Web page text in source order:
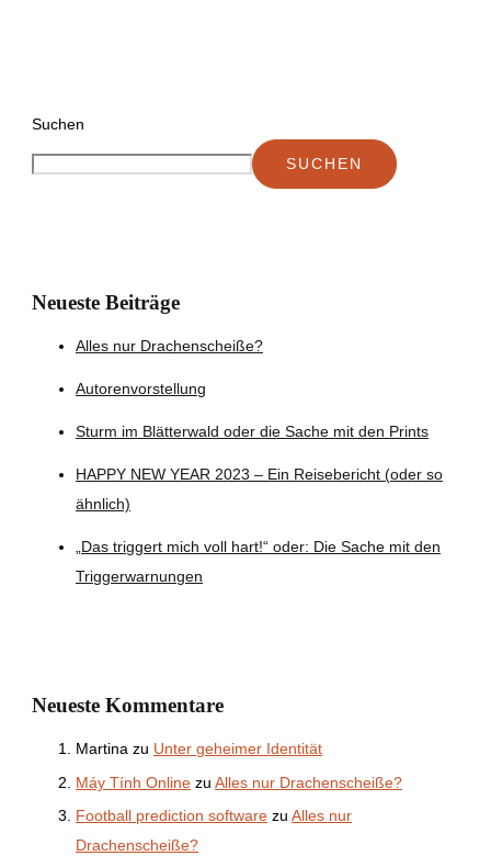
Suchen
SUCHEN
Neueste Beiträge
Alles nur Drachenscheiße?
Autorenvorstellung
Sturm im Blätterwald oder die Sache mit den Prints
HAPPY NEW YEAR 2023 – Ein Reisebericht (oder so
ähnlich)
„Das triggert mich voll hart!“ oder: Die Sache mit den
Triggerwarnungen
Neueste Kommentare
Martina zu Unter geheimer Identität
Máy Tính Online zuAlles nur Drachenscheiße?
Football prediction software zuAlles nur
Drachenscheiße?